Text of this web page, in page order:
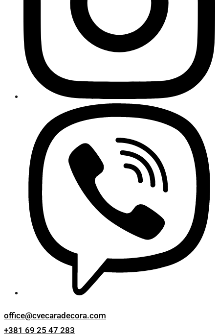
office@cvecaradecora.com
+381 69 25 47 283